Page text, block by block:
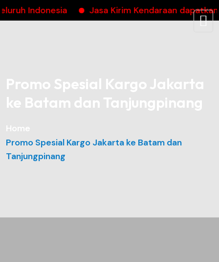
Jasa Kirim Kendaraan dapatkan
Promo Spesial Kargo Jakarta
ke Batam dan Tanjungpinang
Home
Promo Spesial Kargo Jakarta ke Batam dan
Tanjungpinang